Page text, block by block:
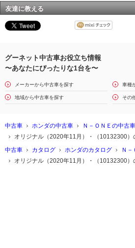
友達に教える
グーネット中古車お役立ち情報
〜あなたにぴったりな1台を〜
メーカーから中古車を探す 車種
地域から中古車を探す その
中古車 ホンダの中古車 Ｎ－ＯＮＥの中古車
オリジナル（2020年11月）・（10132300）
中古車
カタログ ホンダのカタログ
Ｎ
オリジナル（2020年11月）・（10132300）